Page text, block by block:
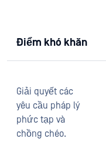
Điểm khó khăn
Giải quyết các
yêu cầu pháp lý
phức tạp và
chồng chéo.